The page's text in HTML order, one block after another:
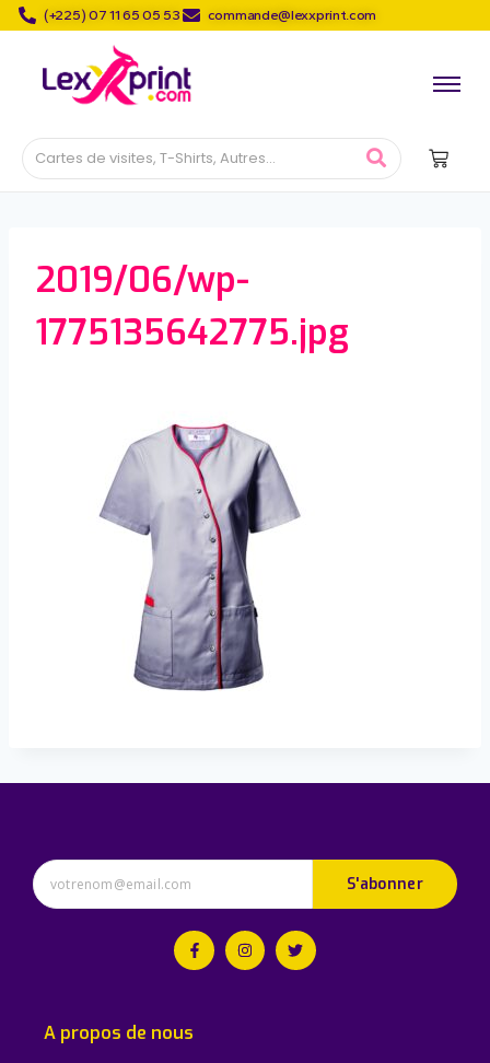
(+225) 07 11 65 05 53 commande@lexxprint.com
2019/06/wp-
1775135642775.jpg
S'abonner
A propos de nous